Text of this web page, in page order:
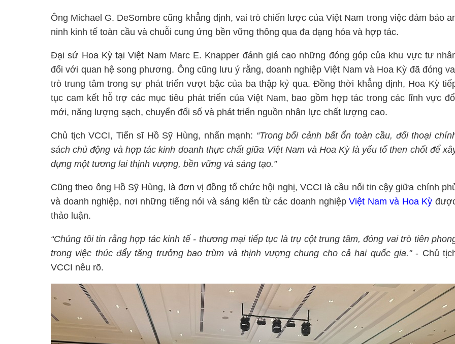
Ông Michael G. DeSombre cũng khẳng định, vai trò chiến lược của Việt Nam trong việc đảm bảo
ninh kinh tế toàn cầu và chuỗi cung ứng bền vững thông qua đa dạng hóa và hợp tác.
Đại sứ Hoa Kỳ tại Việt Nam Marc E. Knapper đánh giá cao những đóng góp của khu vực tư
đối với quan hệ song phương. Ông cũng lưu ý rằng, doanh nghiệp Việt Nam và Hoa Kỳ đã đóng
trò trung tâm trong sự phát triển vượt bậc của ba thập kỷ qua. Đồng thời khẳng định, Hoa Kỳ
tục cam kết hỗ trợ các mục tiêu phát triển của Việt Nam, bao gồm hợp tác trong các lĩnh vực
mới, năng lượng sạch, chuyển đổi số và phát triển nguồn nhân lực chất lượng cao.
Chủ tịch VCCI, Tiến sĩ Hồ Sỹ Hùng, nhấn mạnh: “Trong bối cảnh bất ổn toàn cầu, đối thoại
sách chủ động và hợp tác kinh doanh thực chất giữa Việt Nam và Hoa Kỳ là yếu tố then chốt để
dựng một tương lai thịnh vượng, bền vững và sáng tạo.”
Cũng theo ông Hồ Sỹ Hùng, là đơn vị đồng tổ chức hội nghị, VCCI là cầu nối tin cậy giữa chính
và doanh nghiệp, nơi những tiếng nói và sáng kiến từ các doanh nghiệpViệt Nam và Hoa Kỳ
thảo luận.
“Chúng tôi tin rằng hợp tác kinh tế - thương mại tiếp tục là trụ cột trung tâm, đóng vai trò tiên
trong việc thúc đẩy tăng trưởng bao trùm và thịnh vượng chung cho cả hai quốc gia."- Chủ
VCCI nêu rõ.